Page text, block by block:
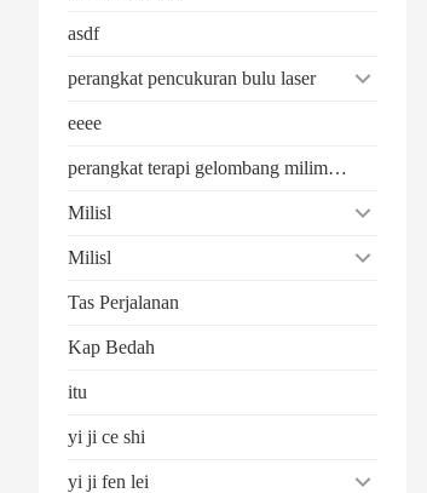
asdf
perangkat pencukuran bulu laser
eeee
perangkat terapi gelombang milimeter
Milisl
Milisl
Tas Perjalanan
Kap Bedah
itu
yi ji ce shi
yi ji fen lei